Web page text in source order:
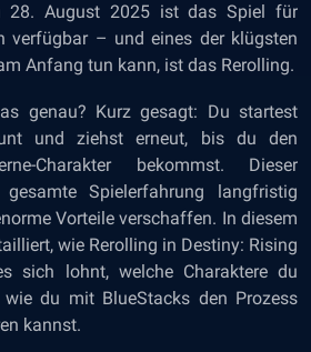
28. August 2025 ist das Spiel für
verfügbar – und eines der klügsten
Anfang tun kann, ist das Rerolling.
genau? Kurz gesagt: Du startest
und ziehst erneut, bis du den
Charakter bekommst. Dieser
Spielerfahrung langfristig
Vorteile verschaffen. In diesem
wie Rerolling in Destiny: Rising
sich lohnt, welche Charaktere du
du mit BlueStacks den Prozess
kannst.